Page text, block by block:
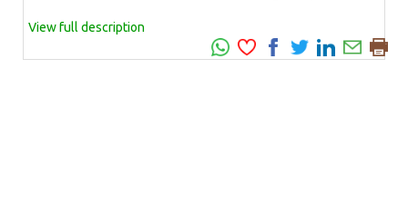
View full description